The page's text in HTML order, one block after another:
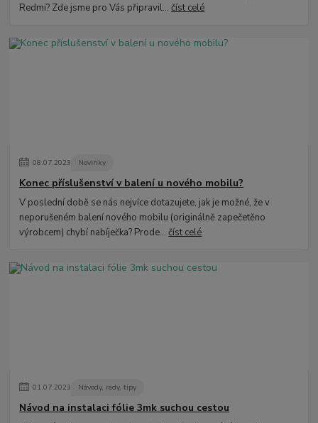
Redmi? Zde jsme pro Vás připravil...číst celé
08.07.2023 Novinky
Konec příslušenství v balení u nového mobilu?
V poslední době se nás nejvíce dotazujete, jak je možné, že v
neporušeném balení nového mobilu (originálně zapečetěno
výrobcem) chybí nabíječka? Prode...číst celé
01.07.2023 Návody, rady, tipy
Návod na instalaci fólie 3mk suchou cestou